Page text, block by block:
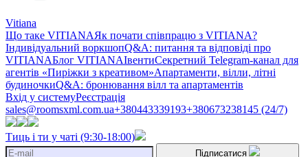
Vitiana
Що таке VITIANAЯк почати співпрацю з VITIANA?
Індивідуальний воркшопQ&A: питання та відповіді про
VITIANAБлог VITIANAІвентиСекретний Telegram-канал для
агентів «Пиріжки з креативом»Апартаменти, вілли, літні
будиночкиQ&A: бронювання вілл та апартаментів
Вхід у системуРеєстрація
sales@roomsxml.com.ua+380443339193+380673238145 (24/7)
Тиць і ти у чаті (9:30-18:00)
Підписатися